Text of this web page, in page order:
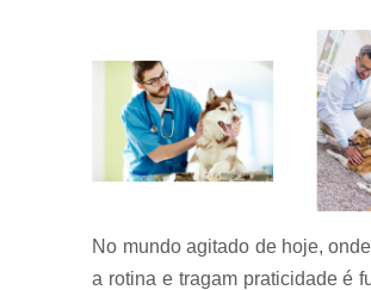
No mundo agitado de hoje,
a rotina e tragam praticidade é